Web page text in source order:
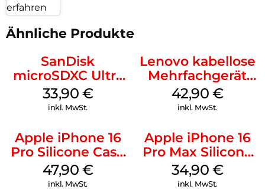
erfahren
Ähnliche Produkte
SanDisk
microSDXC Ultra
128 GB + Adapter
Mobile
33,90 €
inkl. MwSt.
Lenovo kabellose
Mehrfachgerät
Luna Grey
42,90 €
inkl. MwSt.
Apple iPhone 16
Pro Silicone Case
MagSafe Denim
47,90 €
inkl. MwSt.
Apple iPhone 16
Pro Max Silicone
Case MagSafe
Denim
34,90 €
inkl. MwSt.